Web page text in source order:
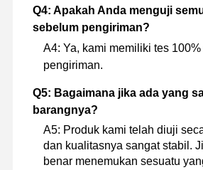
Q4: Apakah Anda menguji
sebelum pengiriman?
A4: Ya, kami memiliki tes
pengiriman.
Q5: Bagaimana jika ada yang
barangnya?
A5: Produk kami telah diuji
dan kualitasnya sangat stabil.
benar menemukan sesuatu